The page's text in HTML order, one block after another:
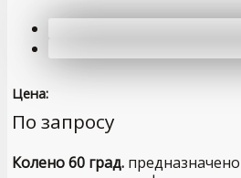
Цена:
По запросу
Колено 60 град.